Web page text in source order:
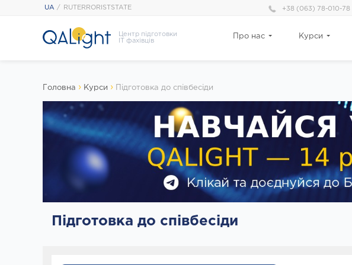
UA RUTERRORISTSTATE +38 (063) 78-010-78
Центр підготовки
IT фахівців
Про нас Курси
Головна › Курси › Підготовка до співбесіди
Підготовка до співбесіди